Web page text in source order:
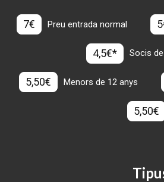
7€ Preu entrada normal
4,5€* Socis
5,50€ Menors de 12 anys
5,50€